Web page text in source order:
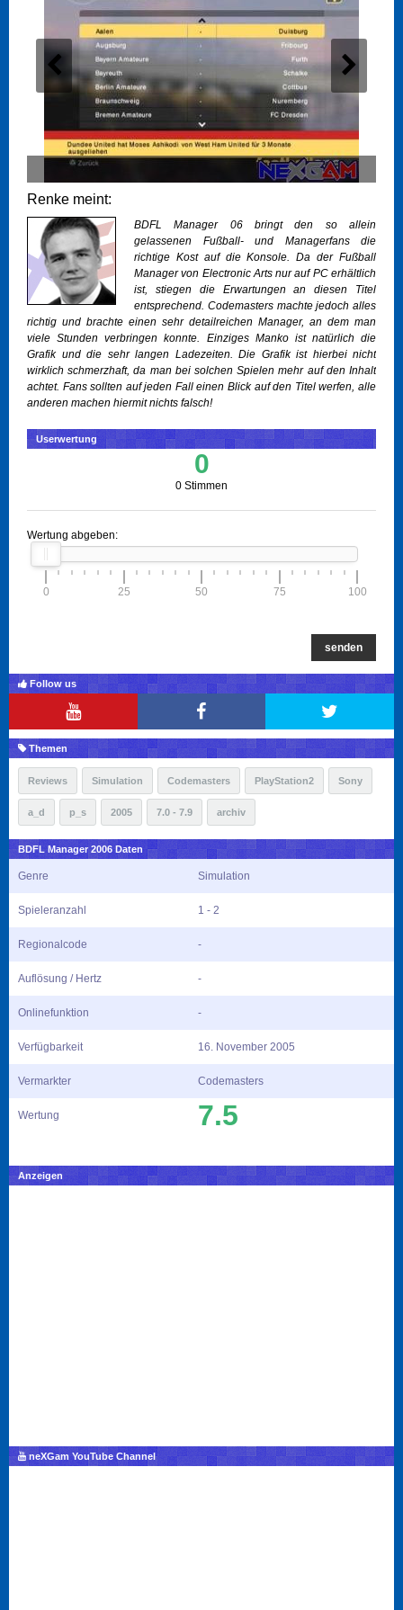
Renke meint:
BDFL Manager 06 bringt den so allein
gelassenen Fußball- und Managerfans die
richtige Kost auf die Konsole. Da der Fußball
Manager von Electronic Arts nur auf PC erhältlich
ist, stiegen die Erwartungen an diesen Titel
entsprechend. Codemasters machte jedoch alles
richtig und brachte einen sehr detailreichen Manager, an dem man
viele Stunden verbringen konnte. Einziges Manko ist natürlich die
Grafik und die sehr langen Ladezeiten. Die Grafik ist hierbei nicht
wirklich schmerzhaft, da man bei solchen Spielen mehr auf den Inhalt
achtet. Fans sollten auf jeden Fall einen Blick auf den Titel werfen, alle
anderen machen hiermit nichts falsch!
Userwertung
0
0 Stimmen
Wertung abgeben:
0 25 50 75 100
senden
Follow us
Themen
Reviews Simulation Codemasters PlayStation2 Sony
a_d p_s 2005 7.0 - 7.9 archiv
BDFL Manager 2006 Daten
Genre Simulation
Spieleranzahl 1 - 2
Regionalcode -
Auflösung / Hertz -
Onlinefunktion -
Verfügbarkeit 16. November 2005
Vermarkter Codemasters
Wertung 7.5
Anzeigen
neXGam YouTube Channel